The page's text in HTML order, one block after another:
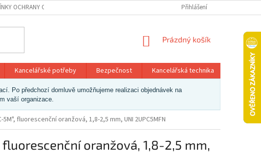
OCHRANY OSOBNÍCH ÚDAJŮ Přihlášení
NÁKUPNÍ
Prázdný košík
Kancelářské potřeby Bezpečnost Kancelářská technika Papír a
Po předchozí domluvě umožňujeme realizaci objednávek na
vaší organizace.
fluorescenční oranžová, 1,8-2,5 mm, UNI 2UPC5MFN
oranžová, 1,8-2,5 mm,